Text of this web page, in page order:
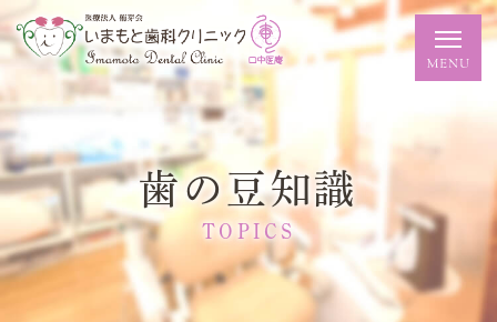
歯の豆知識
TOPICS